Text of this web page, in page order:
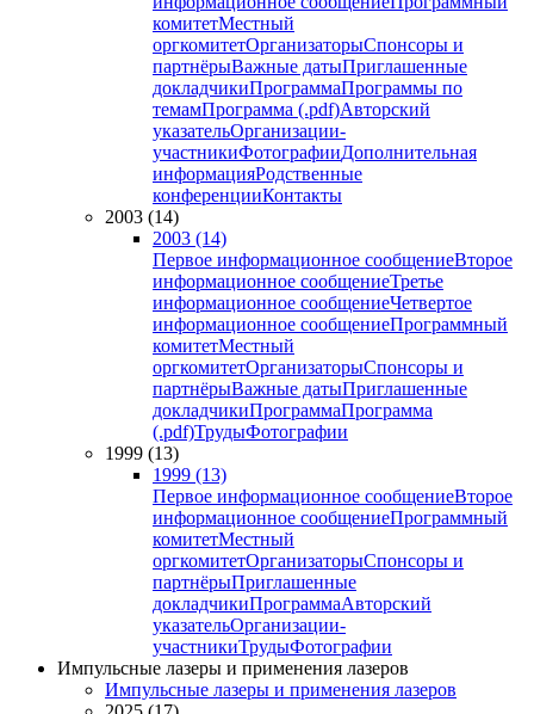
комитетМестный
оргкомитетОрганизаторыСпонсоры и
партнёрыВажные датыПриглашенные
докладчикиПрограммаПрограммы по
темамПрограмма (.pdf)Авторский
указательОрганизации-
участникиФотографииДополнительная
информацияРодственные
конференцииКонтакты
2003 (14)
2003 (14)
Первое информационное сообщениеВторое
информационное сообщениеТретье
информационное сообщениеЧетвертое
информационное сообщениеПрограммный
комитетМестный
оргкомитетОрганизаторыСпонсоры и
партнёрыВажные датыПриглашенные
докладчикиПрограммаПрограмма
(.pdf)ТрудыФотографии
1999 (13)
1999 (13)
Первое информационное сообщениеВторое
информационное сообщениеПрограммный
комитетМестный
оргкомитетОрганизаторыСпонсоры и
партнёрыПриглашенные
докладчикиПрограммаАвторский
указательОрганизации-
участникиТрудыФотографии
Импульсные лазеры и применения лазеров
Импульсные лазеры и применения лазеров